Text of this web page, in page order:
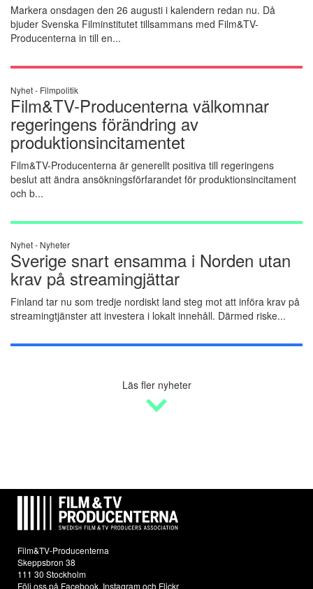
Markera onsdagen den 26 augusti i kalendern redan nu. Då
bjuder Svenska Filminstitutet tillsammans med Film&TV-
Producenterna in till en...
Nyhet - Filmpolitik
Film&TV-Producenterna välkomnar
regeringens förändring av
produktionsincitamentet
Film&TV-Producenterna är generellt positiva till regeringens
beslut att ändra ansökningsförfarandet för produktionsincitament
och b...
Nyhet - Nyheter
Sverige snart ensamma i Norden utan
krav på streamingjättar
Finland tar nu som tredje nordiskt land steg mot att införa krav på
streamingtjänster att investera i lokalt innehåll. Därmed riske...
Läs fler nyheter
Film&TV-Producenterna
Skeppsbron 38
111 30 Stockholm
Följ oss på Facebook, Instagramoch Flickr